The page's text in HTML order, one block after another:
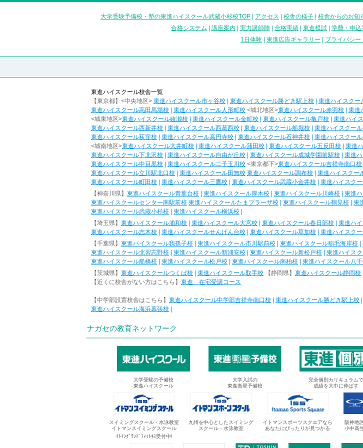
大学受験予備校・塾の東進ハイスクール武蔵小杉校TOP アクセス 校舎の様子 校舎からのお知
合格システム
講座案内 実力講師陣| 合格実績| 東進模試| 学費・申込
1日体験
東進広告ギャラリー プライバシー
東進ハイスクール校舎一覧
【東京都】<中央地区> 東進ハイスクール市ヶ谷校 東進ハイスクール勝どき駅上校 東進ハイスクー
東進ハイスクール高田馬場校
東進ハイスクール人形町校 <城北地区>東進ハイスクール赤羽校 東進
<城東地区>東進ハイスクール綾瀬校 東進ハイスクール金町校 東進ハイスクール亀戸校 東進ハイ
東進ハイスクール西新井校
東進ハイスクール西葛西校 東進ハイスクール船堀校 東進ハイスクー
東進ハイスクール荻窪校
東進ハイスクール高円寺校 東進ハイスクール石神井校 東進ハイスクー
<城南地区>東進ハイスクール大井町校 東進ハイスクール蒲田校 東進ハイスクール五反田校 東進
東進ハイスクール下北沢校
東進ハイスクール自由が丘校 東進ハイスクール成城学園前駅校 東進
東進ハイスクール中目黒校
東進ハイスクール二子玉川校 <東京都下>東進ハイスクール吉祥寺南口校
東進ハイスクール立川駅北口校
東進ハイスクール田無校 東進ハイスクール調布校 東進ハイスクー
東進ハイスクール町田校
東進ハイスクール三鷹校 東進ハイスクール武蔵小金井校 東進ハイスク
【神奈川県】 東進ハイスクール青葉台校 東進ハイスクール厚木校 東進ハイスクール川崎校 東進
東進ハイスクールセンター南駅前校 東進ハイスクールたまプラーザ校 東進ハイスクール鶴見校 東
東進ハイスクール武蔵小杉校
東進ハイスクール横浜校
【埼玉県】 東進ハイスクール浦和校 東進ハイスクール大宮校 東進ハイスクール春日部校 東進ハ
東進ハイスクール志木校
東進ハイスクールせんげん台校 東進ハイスクール草加校 東進ハイスク
【千葉県】 東進ハイスクール我孫子校 東進ハイスクール市川駅前校 東進ハイスクール稲毛海岸校
東進ハイスクール北習志野校
東進ハイスクール新浦安校 東進ハイスクール新松戸校 東進ハイス
東進ハイスクール船橋校
東進ハイスクール松戸校 東進ハイスクール南柏校
東進ハイスクール八
【茨城県】 東進ハイスクールつくば校 東進ハイスクール取手校 【静岡県】 東進ハイスクール静岡校
【近くに校舎がない方はこちら】 東進 在宅受講コース
【中学部設置校舎はこちら】 東進ハイスクール中学部吉祥寺南口校 東進ハイスクール勝どき駅上校
東進ハイスクール海浜幕張校
ナガセの教育ネットワーク
大学受験の予備校
東進ハイスクール
大学入試の
東進衛星予備校
完全個別カリキュラムで
成績を大巾に伸ばす
スイミングスクール・水泳教室
イトマンスイミングスクール
ｲﾄﾏﾝｸﾞﾗﾝﾄﾞﾌｨｯﾄﾈｽ受付中!
九州を中心としたスイミング
スクール・水泳教室
イトマンスポーツスクエアなら
あなたにぴったりが見つかる
阪神地
小中高